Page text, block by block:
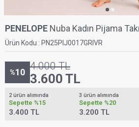
PENELOPE Nuba Kadın Pijama
Ürün Kodu : PN25PIJ0017GRIVR
%10
4.000TL
3.600 TL
2 ürün alımında
Sepette %15
3.400 TL
3 ürün alımında
Sepette %20
3.200 TL